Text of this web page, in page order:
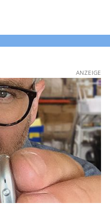
ANZEIGE